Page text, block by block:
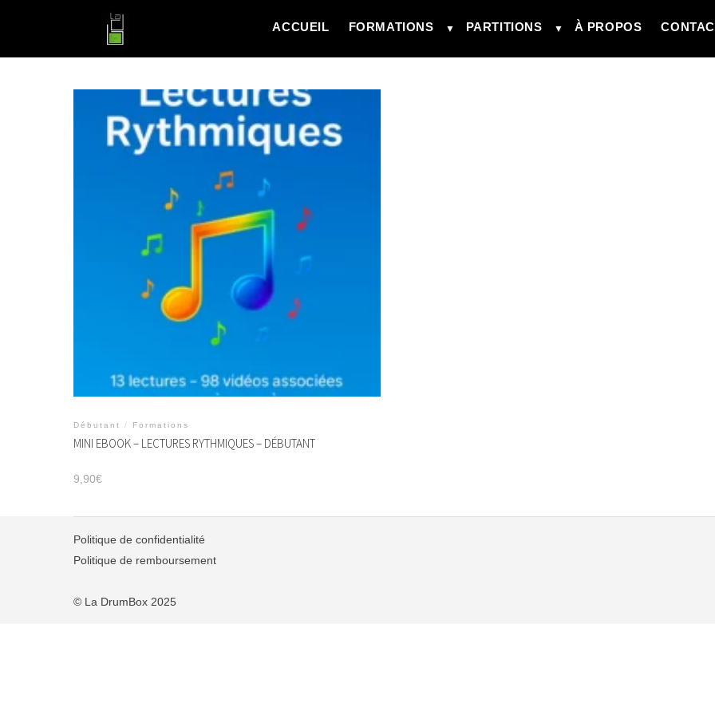
ACCUEIL FORMATIONS ▼ PARTITIONS ▼ À PROPOS
Débutant / Formations
MINI EBOOK – LECTURES RYTHMIQUES – DÉBUTANT
9,90€
Politique de confidentialité
Politique de remboursement
© La DrumBox 2025